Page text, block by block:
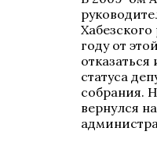
году от
статуса
собрания.
вернулся